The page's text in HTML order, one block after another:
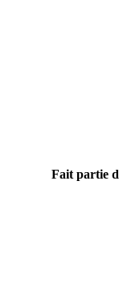
Fait partie